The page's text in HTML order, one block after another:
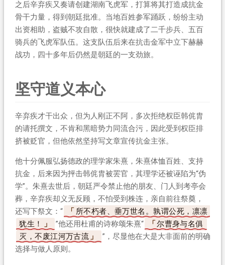
之后辛弃疾又奏请创建湖南飞虎军，打算将其打造成抗金
骨干力量，得到朝廷批准。当地百姓参军踊跃，纷纷主动
出资相助，盗贼不攻自散，很快就建成了二千步兵、五百
骑兵的飞虎军队伍。这支队伍后来在抗击金军中立下赫赫
战功，四十多年后仍然是朝廷的一支劲旅。
坚守道义本心
辛弃疾才干出众，但为人刚正不阿，多次拒绝权臣韩侂胄
的请托撰文，不肯和黑暗势力同流合污，因此受到权臣排
挤被贬官，但他依然坚持写文章宣传抗金主张。
他十分佩服弘扬德政的理学家朱熹，朱熹体恤百姓、支持
抗金，后来因为抨击韩侂胄被罢官，其理学还被诬陷为“伪
学”。朱熹去世后，朝廷严令禁止他的朋友、门人到考亭会
葬，辛弃疾却义无反顾，不怕受到株连，亲自前往祭奠，
还写下祭文：“
所不朽者、垂万世名。孰谓公死，凛凛
犹生！
”他还用杜甫的诗称颂朱熹“
尔曹身与名俱
灭，不废江河万古流
”，尽显他在大是大非面前的明确
选择与做人原则。